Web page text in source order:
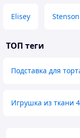
Elisey Stenson
ТОП теги
Подставка для
Игрушка из ткани